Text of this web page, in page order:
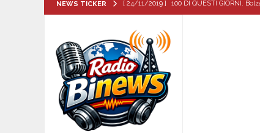
NEWS TICKER [ 24/11/2019 ] 100 DI QUESTI GIORNI.
[ 07/08/2026 ] Montoro (AV): Ruba circa
[ 07/08/2026 ] Lioni, si presenta il libro
per tante e tanti”
[ 07/08/2026 ] Per la dignità del
CULTURA E MANIFESTAZIONI